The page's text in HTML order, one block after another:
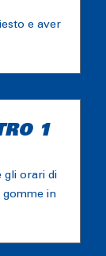
e aver
1
gli orari di
gomme in